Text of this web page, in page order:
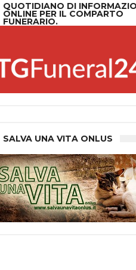
QUOTIDIANO DI
ONLINE PER IL COMPARTO
FUNERARIO.
SALVA UNA VITA ONLUS